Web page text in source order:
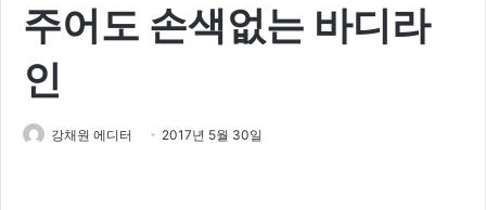
주어도 손색없는 바디라
인
강채원 에디터 2017년 5월 30일